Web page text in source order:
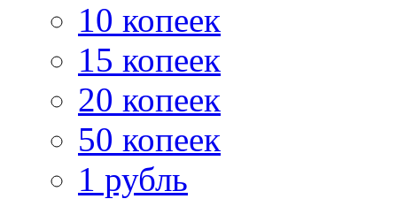
10 копеек
15 копеек
20 копеек
50 копеек
1 рубль